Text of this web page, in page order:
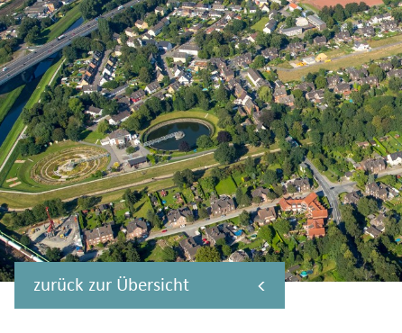
zurück zur Übersicht